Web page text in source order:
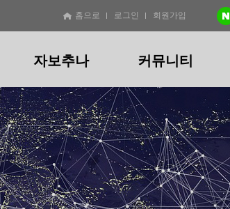
홈으로 로그인 회원가입
비급여 진료비용안내 지점소개
증추나
성/만성)
증/두통
산후
산후통증추나
산후통증(산후풍)
관절
관절교정추나
면비대칭
각턱
소리
산후
산후교정추나
산후골반교정
산후체형관리
자보추나
교통사고
자보추나
교통사고통증
커뮤니티
후기 온라인예약 온라인상담